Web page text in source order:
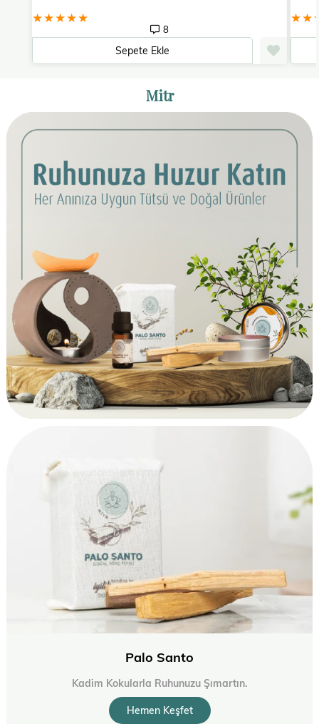
Mitr
Palo Santo
Kadim Kokularla Ruhunuzu Şımartın.
Hemen Keşfet